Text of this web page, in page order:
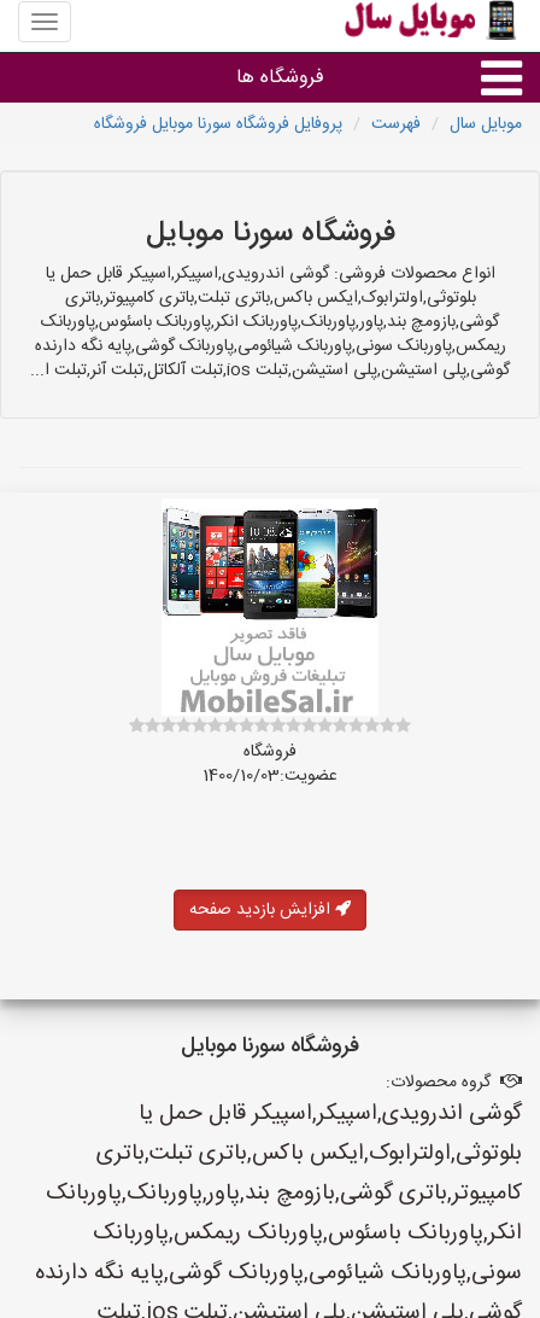
منوی
سایت
سال
فروشگاه ها
سایر گروه ها
فروشگاه های موبایل
موبایل سال فهرست پروفایل فروشگاه سورنا موبایل فروشگاه
فروشگاه سورنا موبایل
انواع محصولات فروشی: گوشی اندرویدی,اسپیکر,اسپیکر قابل حمل یا
بلوتوثی,اولترابوک,ایکس باکس,باتری تبلت,باتری کامپیوتر,باتری
گوشی,بازومچ بند,پاور,پاوربانک,پاوربانک انکر,پاوربانک باسئوس,پاوربانک
ریمکس,پاوربانک سونی,پاوربانک شیائومی,پاوربانک گوشی,پایه نگه دارنده
گوشی,پلی استیشن,پلی استیشن,تبلت ios,تبلت آلکاتل,تبلت آنر,تبلت ا...
فروشگاه
عضویت:1400/10/03
افزایش بازدید صفحه
فروشگاه سورنا موبایل
گروه محصولات:
گوشی اندرویدی,اسپیکر,اسپیکر قابل حمل یا
بلوتوثی,اولترابوک,ایکس باکس,باتری تبلت,باتری
کامپیوتر,باتری گوشی,بازومچ بند,پاور,پاوربانک,پاوربانک
انکر,پاوربانک باسئوس,پاوربانک ریمکس,پاوربانک
سونی,پاوربانک شیائومی,پاوربانک گوشی,پایه نگه دارنده